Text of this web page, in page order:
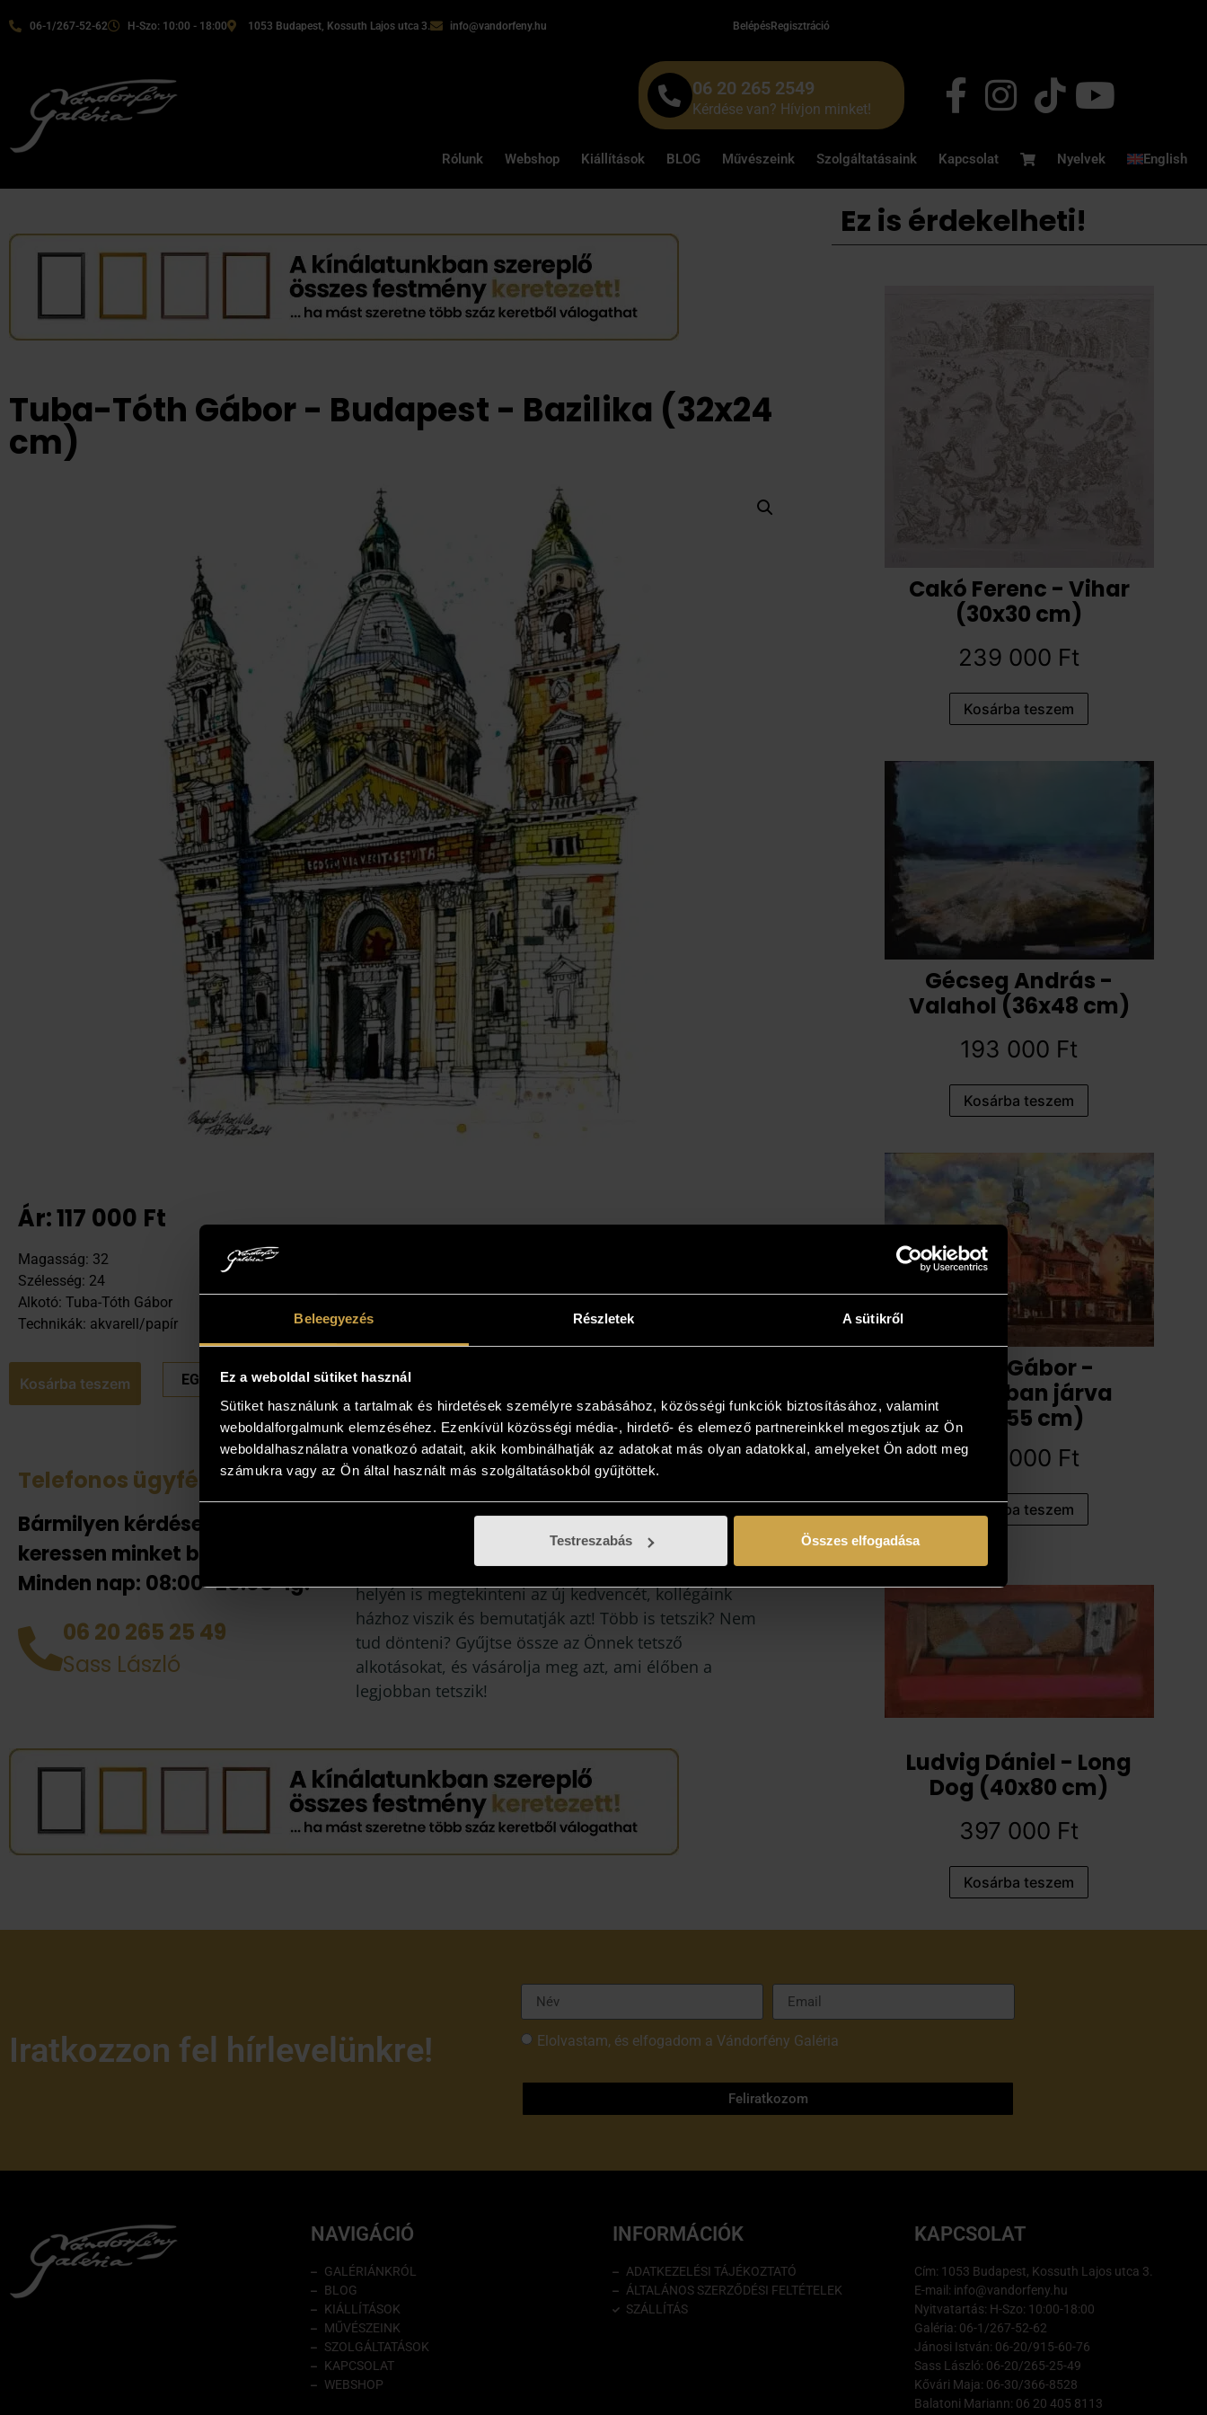
Beleegyezés Részletek A sütikről
Ez a weboldal sütiket használ
Sütiket használunk a tartalmak és hirdetések személyre szabásához, közösségi funkciók biztosításához, valamint
weboldalforgalmunk elemzéséhez. Ezenkívül közösségi média-, hirdető- és elemező partnereinkkel megosztjuk az Ön
weboldalhasználatra vonatkozó adatait, akik kombinálhatják az adatokat más olyan adatokkal, amelyeket Ön adott meg
számukra vagy az Ön által használt más szolgáltatásokból gyűjtöttek.
Testreszabás Összes elfogadása
06-1/267-52-62 H-Szo: 10:00 - 18:00 1053 Budapest, Kossuth Lajos utca 3. info@vandorfeny.hu BelépésRegisztráció
06 20 265 2549
Kérdése van? Hívjon minket!
Rólunk Webshop Kiállítások BLOG Művészeink Szolgáltatásaink Kapcsolat Nyelvek English
Tuba-Tóth Gábor - Budapest - Bazilika (32x24
cm)
Ár:117 000 Ft
Magasság: 32
Szélesség: 24
Alkotó: Tuba-Tóth Gábor
Technikák: akvarell/papír
Kosárba teszem EGYEDI ÁRAT KÉREK
Telefonos ügyfélszolgálat
Bármilyen kérdése van
keressen minket bizalommal!
Minden nap: 08:00-20:00-ig!
06 20 265 25 49
Sass László
Tekintse meg az otthonában!
Amennyiben a műalkotás elnyerte tetszését
jelentkezzen, és kollégáink bővebb felvilágosítást
adnak! Lehetősége van az otthonában, a végleges
helyén is megtekinteni az új kedvencét, kollégáink
házhoz viszik és bemutatják azt! Több is tetszik? Nem
tud dönteni? Gyűjtse össze az Önnek tetsző
alkotásokat, és vásárolja meg azt, ami élőben a
legjobban tetszik!
Ez is érdekelheti!
Cakó Ferenc - Vihar
(30x30 cm)
239 000 Ft
Kosárba teszem
Gécseg András -
Valahol (36x48 cm)
193 000 Ft
Kosárba teszem
Papp Gábor -
Sopronban járva
(40x55 cm)
467 000 Ft
Kosárba teszem
Ludvig Dániel - Long
Dog (40x80 cm)
397 000 Ft
Kosárba teszem
Iratkozzon fel hírlevelünkre! Elolvastam, és elfogadom a Vándorfény Galéria
Feliratkozom
NAVIGÁCIÓ
GALÉRIÁNKRÓL
BLOG
KIÁLLÍTÁSOK
MŰVÉSZEINK
SZOLGÁLTATÁSOK
KAPCSOLAT
WEBSHOP
INFORMÁCIÓK
ADATKEZELÉSI TÁJÉKOZTATÓ
ÁLTALÁNOS SZERZŐDÉSI FELTÉTELEK
SZÁLLÍTÁS
KAPCSOLAT
Cím: 1053 Budapest, Kossuth Lajos utca 3.
E-mail: info@vandorfeny.hu
Nyitvatartás: H-Szo: 10:00-18:00
Galéria: 06-1/267-52-62
Jánosi István: 06-20/915-60-76
Sass László: 06-20/265-25-49
Kővári Maja: 06-30/366-8528
Balatoni Mariann: 06 20 405 8113